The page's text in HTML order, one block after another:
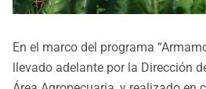
En el marco del programa
llevado adelante por la Dirección